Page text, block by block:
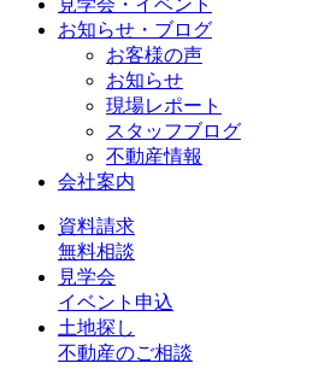
見学会・イベント
お知らせ・ブログ
お客様の声
お知らせ
現場レポート
スタッフブログ
不動産情報
会社案内
資料請求
無料相談
見学会
イベント申込
土地探し
不動産のご相談